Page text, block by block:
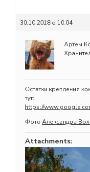
30.10.2018 о 10:04
Артем
Остатки крепления
тут:
https://
Фото Александра
Attachments: